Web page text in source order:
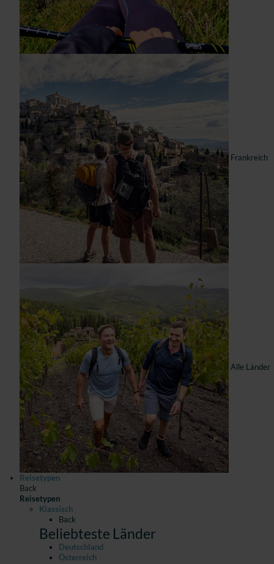
Frankreich
Alle Länder
Reisetypen
Back
Reisetypen
Klassisch
Back
Beliebteste Länder
Deutschland
Österreich